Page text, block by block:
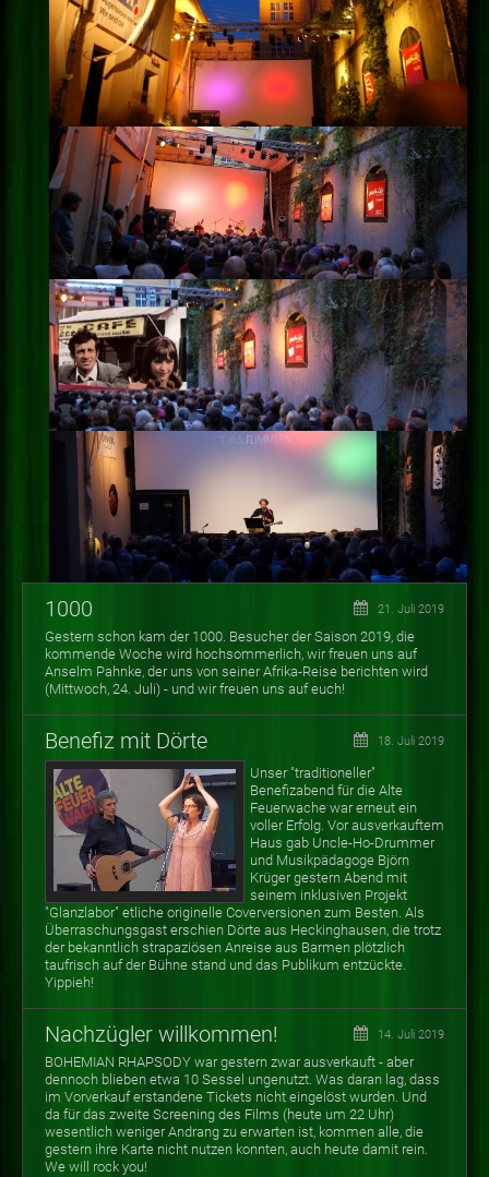
1000 21. Juli 2019
Gestern schon kam der 1000. Besucher der Saison 2019, die
kommende Woche wird hochsommerlich, wir freuen uns auf
Anselm Pahnke, der uns von seiner Afrika-Reise berichten wird
(Mittwoch, 24. Juli) - und wir freuen uns auf euch!
Benefiz mit Dörte 18. Juli 2019
Unser "traditioneller"
Benefizabend für die Alte
Feuerwache war erneut ein
voller Erfolg. Vor ausverkauftem
Haus gab Uncle-Ho-Drummer
und Musikpädagoge Björn
Krüger gestern Abend mit
seinem inklusiven Projekt
"Glanzlabor" etliche originelle Coverversionen zum Besten. Als
Überraschungsgast erschien Dörte aus Heckinghausen, die trotz
der bekanntlich strapaziösen Anreise aus Barmen plötzlich
taufrisch auf der Bühne stand und das Publikum entzückte.
Yippieh!
Nachzügler willkommen! 14. Juli 2019
BOHEMIAN RHAPSODY war gestern zwar ausverkauft - aber
dennoch blieben etwa 10 Sessel ungenutzt. Was daran lag, dass
im Vorverkauf erstandene Tickets nicht eingelöst wurden. Und
da für das zweite Screening des Films (heute um 22 Uhr)
wesentlich weniger Andrang zu erwarten ist, kommen alle, die
gestern ihre Karte nicht nutzen konnten, auch heute damit rein.
We will rock you!